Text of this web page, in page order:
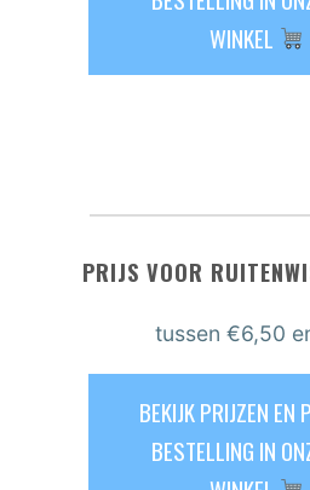
WINKEL
PRIJS VOOR
tussen €6,50
BEKIJK PRIJZEN EN
BESTELLING IN